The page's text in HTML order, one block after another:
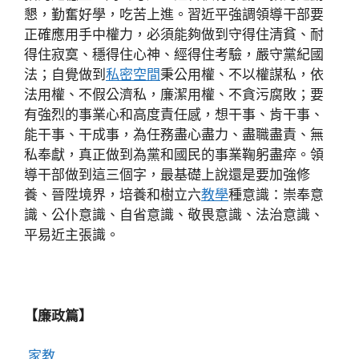
懇，勤奮好學，吃苦上進。習近平強調領導干部要
正確應用手中權力，必須能夠做到守得住清貧、耐
得住寂寞、穩得住心神、經得住考驗，嚴守黨紀國
法；自覺做到 私密空間秉公用權、不以權謀私，依
法用權、不假公濟私，廉潔用權、不貪污腐敗；要
有強烈的事業心和高度責任感，想干事、肯干事、
能干事、干成事，為任務盡心盡力、盡職盡責、無
私奉獻，真正做到為黨和國民的事業鞠躬盡瘁。領
導干部做到這三個字，最基礎上說還是要加強修
養、晉陞境界，培養和樹立六教學種意識：崇奉意
識、公仆意識、自省意識、敬畏意識、法治意識、
平易近主張識。
【廉政篇】
家教